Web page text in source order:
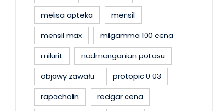
melisa apteka
mensil
mensil max
milgamma 100 cena
milurit
nadmanganian potasu
objawy zawału
protopic 0 03
rapacholin
recigar cena